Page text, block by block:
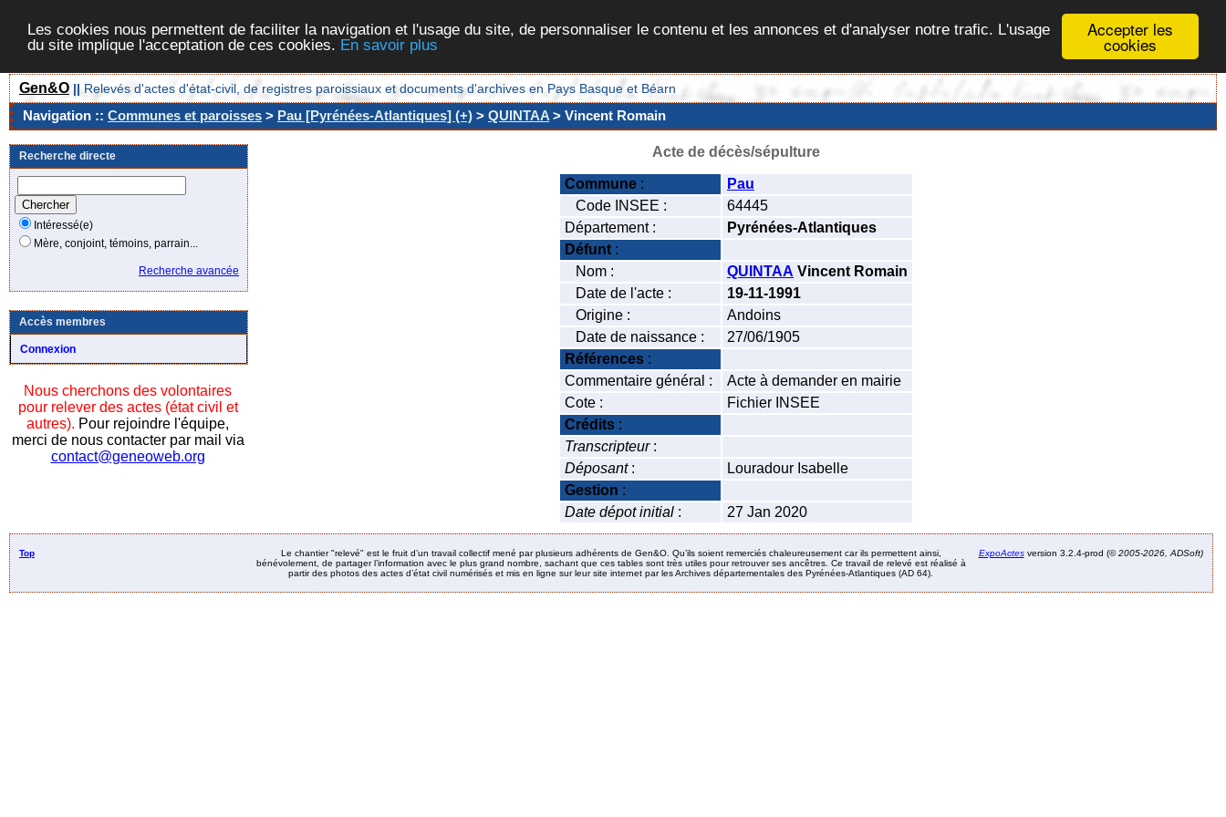
Accepter les
cookies
Les cookies nous permettent de faciliter la navigation et l'usage du site, de personnaliser le contenu et les annonces et d'analyser notre trafic. L'usage
du site implique l'acceptation de ces cookies. En savoir plus
Gen&O || Relevés d'actes d'état-civil, de registres paroissiaux et documents d'archives en Pays Basque et Béarn
Navigation :: Communes et paroisses > Pau [Pyrénées-Atlantiques] (+) > QUINTAA > Vincent Romain
Recherche directe
Intéressé(e)
Mère, conjoint, témoins, parrain...
Recherche avancée
Accès membres
Connexion
Nous cherchons des volontaires
pour relever des actes (état civil et
autres). Pour rejoindre l'équipe,
merci de nous contacter par mail via
contact@geneoweb.org
Acte de décès/sépulture
Commune :
Pau
Code INSEE :
64445
Département :
Pyrénées-Atlantiques
Défunt :
Nom :
QUINTAA Vincent Romain
Date de l'acte :
19-11-1991
Origine :
Andoins
Date de naissance :
27/06/1905
Références :
Commentaire général :
Acte à demander en mairie
Cote :
Fichier INSEE
Crédits :
Transcripteur:
Déposant:
Louradour Isabelle
Gestion :
Date dépot initial : 27 Jan 2020
Top
Le chantier "relevé" est le fruit d’un travail collectif mené par plusieurs adhérents de Gen&O. Qu’ils soient remerciés chaleureusement car ils permettent ainsi,
bénévolement, de partager l’information avec le plus grand nombre, sachant que ces tables sont très utiles pour retrouver ses ancêtres. Ce travail de relevé est réalisé à
partir des photos des actes d’état civil numérisés et mis en ligne sur leur site internet par les Archives départementales des Pyrénées-Atlantiques (AD 64).
ExpoActesversion 3.2.4-prod (©2005-2026, ADSoft)